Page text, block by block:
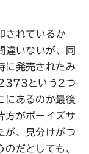
されているか
いないが、同
に発売されたみ
という2つ
にあるのか最後
方がボーイズサ
が、見分けがつ
だとしても、